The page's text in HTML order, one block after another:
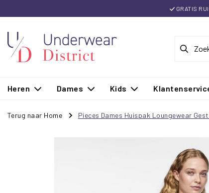
GRATIS
Heren Dames Kids
Terug naar Home Pieces Dames Huispak Loungewear